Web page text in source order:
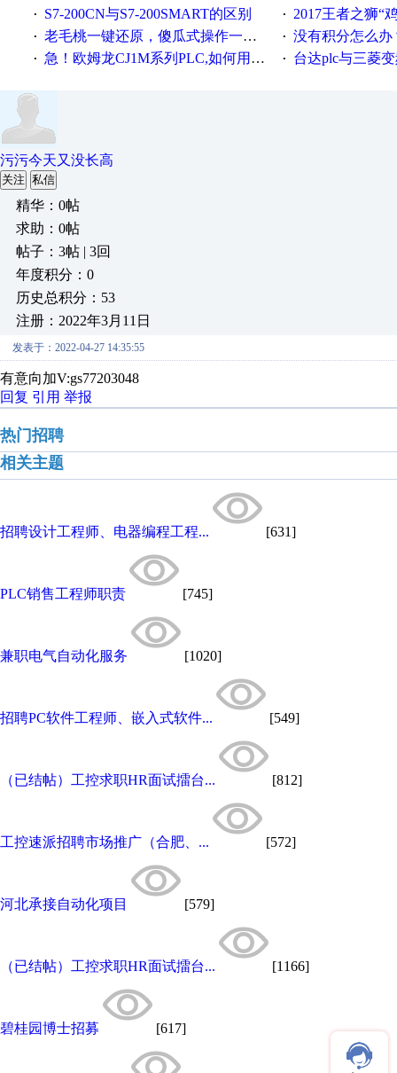
· S7-200CN与S7-200SMART的区别 · 2017王者之狮“鸡”情签到
· 老毛桃一键还原，傻瓜式操作一键轻松备份还原；程序为向导式安装，一键即可实现自动备份或还原系统。 · 没有积分怎么办
· 急！欧姆龙CJ1M系列PLC,如何用时间控制变频器。要求时间在组态王中可以自由输入！拜托各位大神了！ · 台达plc与三菱
污污今天又没长高
关注 私信
精华：0帖
求助：0帖
帖子：3帖 | 3回
年度积分：0
历史总积分：53
注册：2022年3月11日
发表于：2022-04-27 14:35:55
有意向加V:gs77203048
回复 引用 举报
热门招聘
相关主题
招聘设计工程师、电器编程工程... [631]
PLC销售工程师职责 [745]
兼职电气自动化服务 [1020]
招聘PC软件工程师、嵌入式软件... [549]
（已结帖）工控求职HR面试擂台... [812]
工控速派招聘市场推广（合肥、... [572]
河北承接自动化项目 [579]
（已结帖）工控求职HR面试擂台... [1166]
碧桂园博士招募 [617]